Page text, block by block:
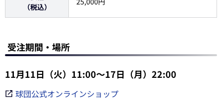
（税込）
受注期間・場所
11月11日（火）11:00～17日（月）22:00
球団公式オンラインショップ